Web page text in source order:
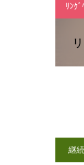
ﾘﾝｸ
継